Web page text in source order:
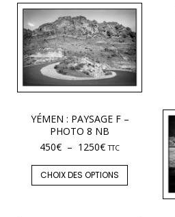
YÉMEN : PAYSAGE F –
PHOTO 8 NB
450€ – 1250€ TTC
CHOIX DES OPTIONS